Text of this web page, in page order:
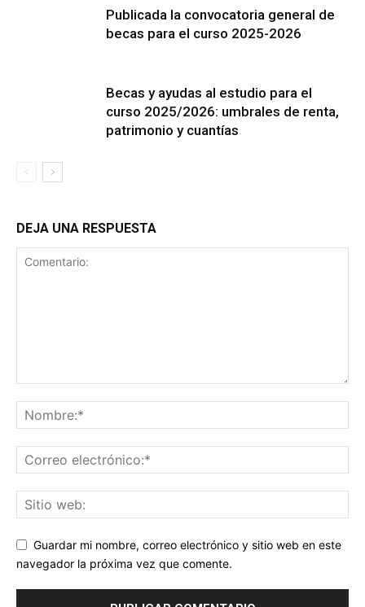
Publicada la convocatoria general de
becas para el curso 2025-2026
Becas y ayudas al estudio para el
curso 2025/2026: umbrales de renta,
patrimonio y cuantías
DEJA UNA RESPUESTA
Guardar mi nombre, correo electrónico y sitio web en este
navegador la próxima vez que comente.